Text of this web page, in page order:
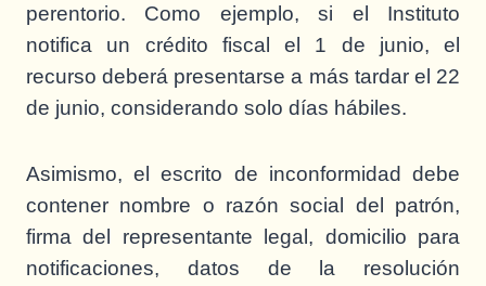
perentorio. Como ejemplo, si el Instituto
notifica un crédito fiscal el 1 de junio, el
recurso deberá presentarse a más tardar el 22
de junio, considerando solo días hábiles.
Asimismo, el escrito de inconformidad debe
contener nombre o razón social del patrón,
firma del representante legal, domicilio para
notificaciones, datos de la resolución